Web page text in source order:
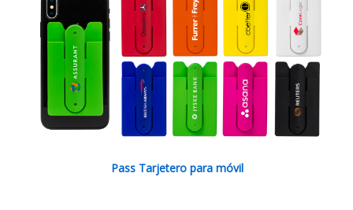
Pass Tarjetero para móvil